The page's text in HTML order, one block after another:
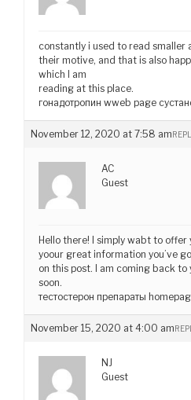
constantly i used to read smaller
their motive, and that is also
which I am
reading at this place.
гонадотропин wweb page
November 12, 2020 at 7:58 am
AC
Guest
Hello there! I simply wabt to
yoour great information you’ve
on this post. I am coming back
soon.
тестостерон препараты
November 15, 2020 at 4:00 am
NJ
Guest